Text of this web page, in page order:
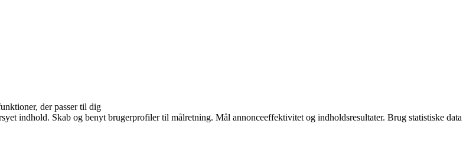
der passer til dig
indhold. Skab og benyt brugerprofiler til målretning. Mål annonceeffektivitet og indholdsresultater. Brug statistiske data